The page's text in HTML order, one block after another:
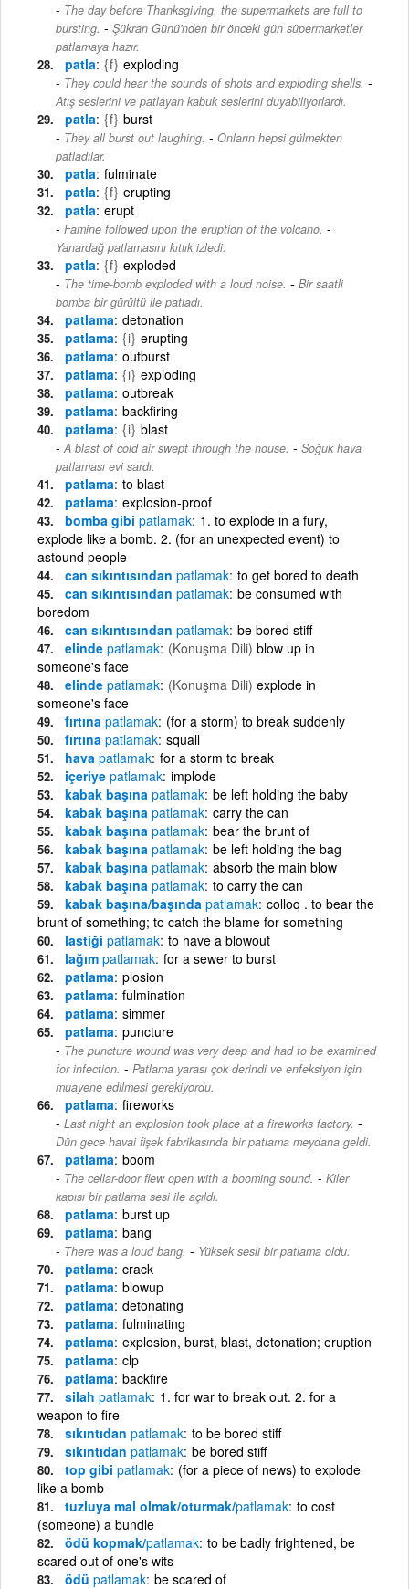
The day before Thanksgiving, the supermarkets are full to
bursting. - Şükran Günü'nden bir önceki gün süpermarketler
patlamaya hazır.
patla {f} exploding
They could hear the sounds of shots and exploding shells. -
Atış seslerini ve patlayan kabuk seslerini duyabiliyorlardı.
patla {f} burst
They all burst out laughing. - Onların hepsi gülmekten
patladılar.
patla fulminate
patla {f} erupting
patla erupt
Famine followed upon the eruption of the volcano. -
Yanardağ patlamasını kıtlık izledi.
patla {f} exploded
The time-bomb exploded with a loud noise. - Bir saatli
bomba bir gürültü ile patladı.
patlama detonation
patlama {i} erupting
patlama outburst
patlama {i} exploding
patlama outbreak
patlama backfiring
patlama {i} blast
A blast of cold air swept through the house. - Soğuk hava
patlaması evi sardı.
patlama to blast
patlama explosion-proof
bomba gibi patlamak 1. to explode in a fury,
explode like a bomb. 2. (for an unexpected event) to
astound people
can sıkıntısından patlamak to get bored to death
can sıkıntısından patlamak be consumed with
boredom
can sıkıntısından patlamak be bored stiff
elinde patlamak (Konuşma Dili) blow up in
someone's face
elinde patlamak (Konuşma Dili) explode in
someone's face
fırtına patlamak (for a storm) to break suddenly
fırtına patlamak squall
hava patlamak for a storm to break
içeriye patlamak implode
kabak başına patlamak be left holding the baby
kabak başına patlamak carry the can
kabak başına patlamak bear the brunt of
kabak başına patlamak be left holding the bag
kabak başına patlamak absorb the main blow
kabak başına patlamak to carry the can
kabak başına/başında patlamak colloq . to bear the
brunt of something; to catch the blame for something
lastiği patlamak to have a blowout
lağım patlamak for a sewer to burst
patlama plosion
patlama fulmination
patlama simmer
patlama puncture
The puncture wound was very deep and had to be examined
for infection. - Patlama yarası çok derindi ve enfeksiyon için
muayene edilmesi gerekiyordu.
patlama fireworks
Last night an explosion took place at a fireworks factory. -
Dün gece havai fişek fabrikasında bir patlama meydana geldi.
patlama boom
The cellar-door flew open with a booming sound. - Kiler
kapısı bir patlama sesi ile açıldı.
patlama burst up
patlama bang
There was a loud bang. - Yüksek sesli bir patlama oldu.
patlama crack
patlama blowup
patlama detonating
patlama fulminating
patlama explosion, burst, blast, detonation; eruption
patlama clp
patlama backfire
silah patlamak 1. for war to break out. 2. for a
weapon to fire
sıkıntıdan patlamak to be bored stiff
sıkıntıdan patlamak be bored stiff
top gibi patlamak (for a piece of news) to explode
like a bomb
tuzluya mal olmak/oturmak/patlamak to cost
(someone) a bundle
ödü kopmak/patlamak to be badly frightened, be
scared out of one's wits
ödü patlamak be scared of